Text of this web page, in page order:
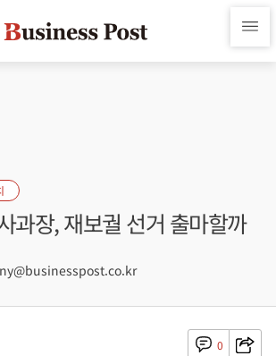
과장, 재보궐 선거 출마할까
0